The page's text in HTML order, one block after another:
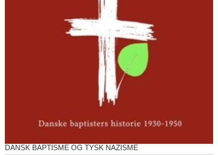
DANSK BAPTISME OG TYSK NAZISME